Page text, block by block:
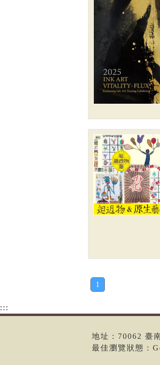
1
:::
地址：70062 臺
最佳瀏覽狀態：